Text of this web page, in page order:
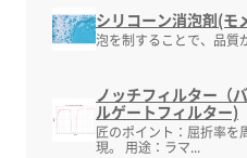
シリコーン消泡剤(モ
泡を制することで、品質
ノッチフィルター（
ルゲートフィルター)
匠のポイント：屈折率を
現。 用途：ラマ...